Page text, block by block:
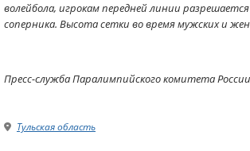
волейбола, игрокам передней линии
соперника. Высота сетки во время мужских и
Пресс-служба Паралимпийского комитета России
Тульская область